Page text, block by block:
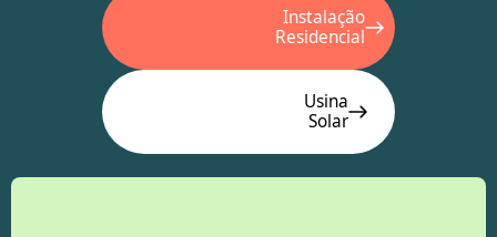
Instalação
Residencial
Usina
Solar